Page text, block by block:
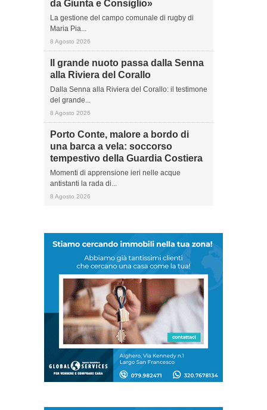
da Giunta e Consiglio»
La gestione del campo comunale di rugby di
Maria Pia...
8 Agosto 2026
Il grande nuoto passa dalla Senna
alla Riviera del Corallo
Dalla Senna alla Riviera del Corallo: il testimone
del grande...
8 Agosto 2026
Porto Conte, malore a bordo di
una barca a vela: soccorso
tempestivo della Guardia Costiera
Momenti di apprensione ieri nelle acque
antistanti la rada di...
8 Agosto 2026